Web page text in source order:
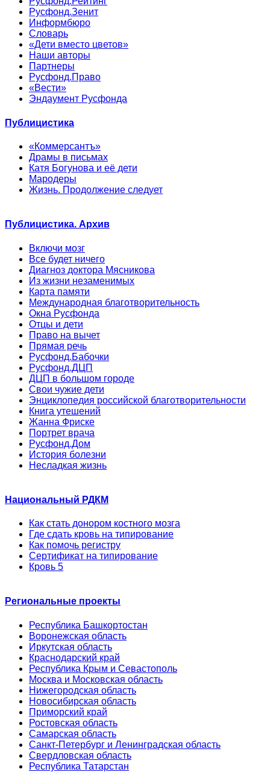
Русфонд.Зенит
Информбюро
Словарь
«Дети вместо цветов»
Наши авторы
Партнеры
Русфонд.Право
«Вести»
Эндаумент Русфонда
Публицистика
«Коммерсантъ»
Драмы в письмах
Катя Богунова и её дети
Мародеры
Жизнь. Продолжение следует
Публицистика. Архив
Включи мозг
Все будет ничего
Диагноз доктора Мясникова
Из жизни незаменимых
Карта памяти
Международная благотворительность
Окна Русфонда
Отцы и дети
Право на вычет
Прямая речь
Русфонд.Бабочки
Русфонд.ДЦП
ДЦП в большом городе
Свои чужие дети
Энциклопедия российской благотворительности
Книга утешений
Жанна Фриске
Портрет врача
Русфонд.Дом
История болезни
Несладкая жизнь
Национальный РДКМ
Как стать донором костного мозга
Где сдать кровь на типирование
Как помочь регистру
Сертификат на типирование
Кровь 5
Региональные проекты
Республика Башкортостан
Воронежская область
Иркутская область
Краснодарский край
Республика Крым и Севастополь
Москва и Московская область
Нижегородская область
Новосибирская область
Приморский край
Ростовская область
Самарская область
Санкт-Петербург и Ленинградская область
Свердловская область
Республика Татарстан